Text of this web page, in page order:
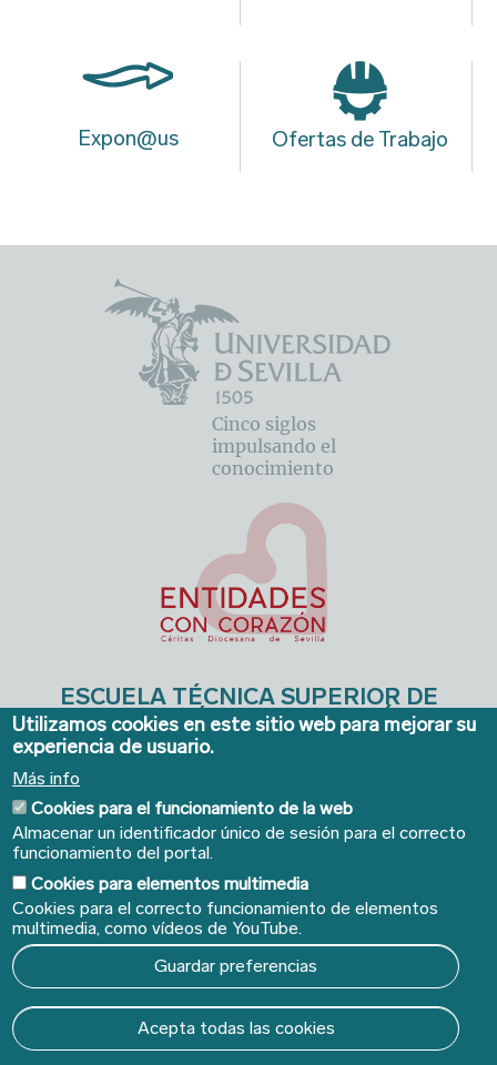
Expon@us Ofertas de Trabajo
Cinco siglos
impulsando el
conocimiento
ESCUELA TÉCNICA SUPERIOR DE
INGENIERÍA DE EDIFICACIÓN
Avda. de la Reina Mercedes, 4A - Sevilla 41012. Teléfonos:
© Copyright 2022 Universidad de Sevilla - Todos los
derechos reservados
Utilizamos cookies en este sitio web para mejorar su
experiencia de usuario.
Más info
Cookies para el funcionamiento de la web
Almacenar un identificador único de sesión para el correcto
funcionamiento del portal.
Cookies para elementos multimedia
Cookies para el correcto funcionamiento de elementos
multimedia, como vídeos de YouTube.
Guardar preferencias
Acepta todas las cookies